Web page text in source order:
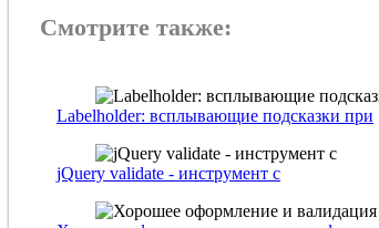
Смотрите также:
Labelholder: всплывающие подсказки при
jQuery validate - инструмент с